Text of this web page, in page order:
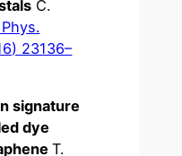
C.
23136–
signature
dye
T.